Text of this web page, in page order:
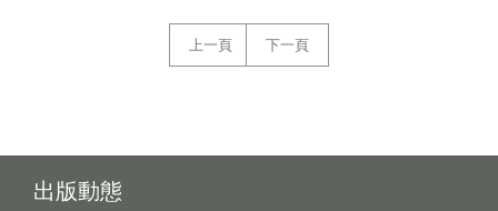
上一頁 下一頁
出版動態